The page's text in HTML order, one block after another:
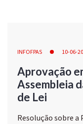
INFOFPAS 10-06-
Aprovação
Assembleia
de Lei
Resolução sobre a